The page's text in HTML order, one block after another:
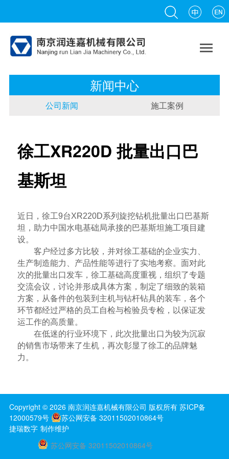

新闻中心
公司新闻 施工案例
徐工XR220D 批量出口巴
基斯坦
近日，徐工9台XR220D系列旋挖钻机批量出口巴基斯
坦，助力中国水电基础局承接的巴基斯坦施工项目建
设。
客户经过多方比较，并对徐工基础的企业实力、
生产制造能力、产品性能等进行了实地考察。面对此
次的批量出口发车，徐工基础高度重视，组织了专题
交流会议，讨论并形成具体方案，制定了细致的装箱
方案，从备件的包装到主机与钻杆钻具的装车，各个
环节都经过严格的员工自检与检验员专检，以保证发
运工作的高质量。
在低迷的行业环境下，此次批量出口为较为沉寂
的销售市场带来了生机，再次彰显了徐工的品牌魅
力。
Copyright © 2026 南京润连嘉机械有限公司 版权所有 苏ICP备
12000579号
苏公网安备 32011502010864号
捷瑞数字 制作维护
苏公网安备 32011502010864号